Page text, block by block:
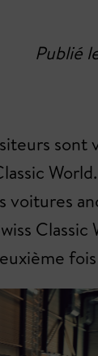
Publié
sont
voitures
Classic